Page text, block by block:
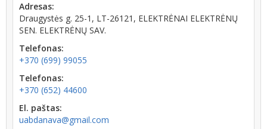
Adresas:
Draugystės g. 25-1, LT-26121, ELEKTRĖNAI ELEKTRĖNŲ
SEN. ELEKTRĖNŲ SAV.
Telefonas:
+370 (699) 99055
Telefonas:
+370 (652) 44600
El. paštas:
uabdanava@gmail.com